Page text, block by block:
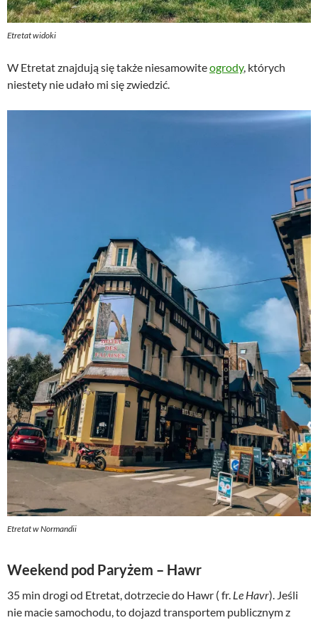
Etretat widoki
W Etretat znajdują się także niesamowiteogrody, których
niestety nie udało mi się zwiedzić.
Etretat w Normandii
Weekend pod Paryżem – Hawr
35 min drogi od Etretat, dotrzecie do Hawr ( fr. Le Havr). Jeśli
nie macie samochodu, to dojazd transportem publicznym z